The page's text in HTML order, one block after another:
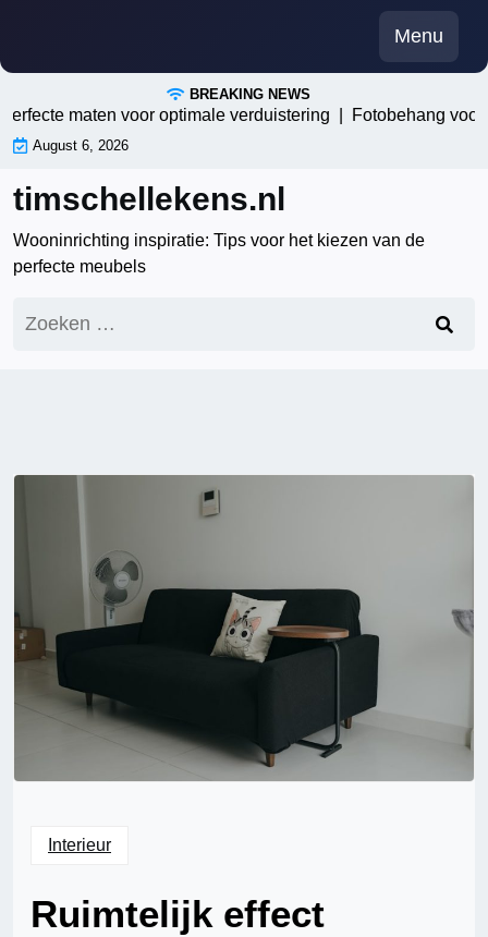
content
Menu
BREAKING NEWS
maten voor optimale verduistering |Fotobehang voor de
August 6, 2026
timschellekens.nl
Wooninrichting inspiratie: Tips voor het kiezen van de
perfecte meubels
naar:
Interieur
Ruimtelijk effect